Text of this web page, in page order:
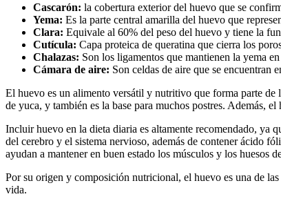
Cascarón: la cobertura exterior del huevo que se
Yema: Es la parte central amarilla del huevo que
Clara: Equivale al 60% del peso del huevo y tiene la
Cutícula: Capa proteica de queratina que cierra los
Chalazas: Son los ligamentos que mantienen la yema
Cámara de aire: Son celdas de aire que se encuentran
El huevo es un alimento versátil y nutritivo que forma parte de
de yuca, y también es la base para muchos postres. Además,
Incluir huevo en la dieta diaria es altamente recomendado, ya
del cerebro y el sistema nervioso, además de contener ácido
ayudan a mantener en buen estado los músculos y los huesos
Por su origen y composición nutricional, el huevo es una de
vida.